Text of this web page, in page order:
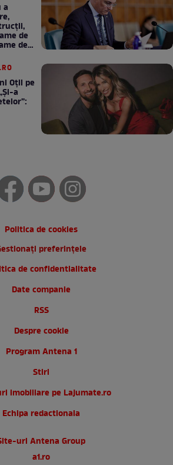
a
de
de
Oțil pe
a
Politica de cookies
preferințele
de confidentialitate
Date companie
RSS
Despre cookie
Program Antena 1
Stiri
imobiliare pe Lajumate.ro
Echipa redactionala
uri Antena Group
a1.ro